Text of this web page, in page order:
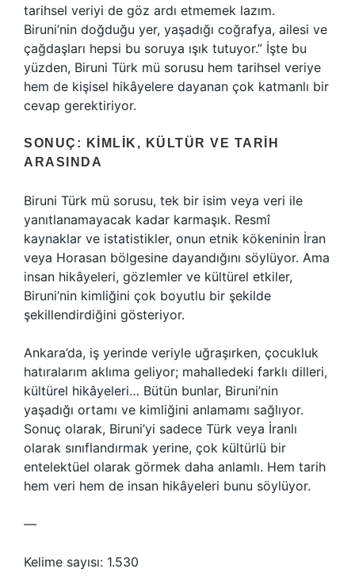
tarihsel veriyi de göz ardı etmemek lazım.
Biruni’nin doğduğu yer, yaşadığı coğrafya, ailesi ve
çağdaşları hepsi bu soruya ışık tutuyor.” İşte bu
yüzden, Biruni Türk mü sorusu hem tarihsel veriye
hem de kişisel hikâyelere dayanan çok katmanlı bir
cevap gerektiriyor.
SONUÇ: KIMLIK, KÜLTÜR VE TARIH
ARASINDA
Biruni Türk mü sorusu, tek bir isim veya veri ile
yanıtlanamayacak kadar karmaşık. Resmî
kaynaklar ve istatistikler, onun etnik kökeninin İran
veya Horasan bölgesine dayandığını söylüyor. Ama
insan hikâyeleri, gözlemler ve kültürel etkiler,
Biruni’nin kimliğini çok boyutlu bir şekilde
şekillendirdiğini gösteriyor.
Ankara’da, iş yerinde veriyle uğraşırken, çocukluk
hatıralarım aklıma geliyor; mahalledeki farklı dilleri,
kültürel hikâyeleri… Bütün bunlar, Biruni’nin
yaşadığı ortamı ve kimliğini anlamamı sağlıyor.
Sonuç olarak, Biruni’yi sadece Türk veya İranlı
olarak sınıflandırmak yerine, çok kültürlü bir
entelektüel olarak görmek daha anlamlı. Hem tarih
hem veri hem de insan hikâyeleri bunu söylüyor.
—
Kelime sayısı: 1.530